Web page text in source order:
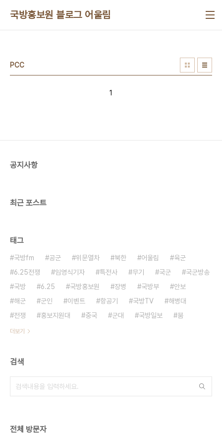
국방홍보원 블로그 어울림
PCC
1
공지사항
최근 포스트
태그
국방fm 공군 위문열차 북한 어울림
육군
6.25전쟁
임영식기자 특전사 무기 국군
국군방송
국방
6.25 국방홍보원 장병 국방부
안보
해군
군인 이벤트 항공기 국방TV
해병대
전쟁
홍보지원대 중국 군대 국방일보 붐
더보기
검색
전체 방문자